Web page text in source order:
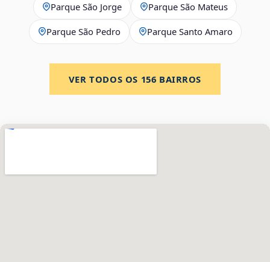
Parque São Jorge Parque São Mateus
Parque São Pedro Parque Santo Amaro
VER TODOS OS 156 BAIRROS